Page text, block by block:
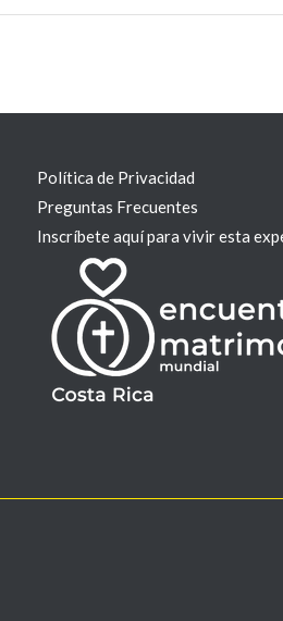
Política de Privacidad
Preguntas Frecuentes
Inscríbete aquí para vivir esta